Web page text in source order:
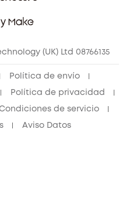
(UK) Ltd 08766135
Política de envío
Política de privacidad
de servicio
Aviso Datos